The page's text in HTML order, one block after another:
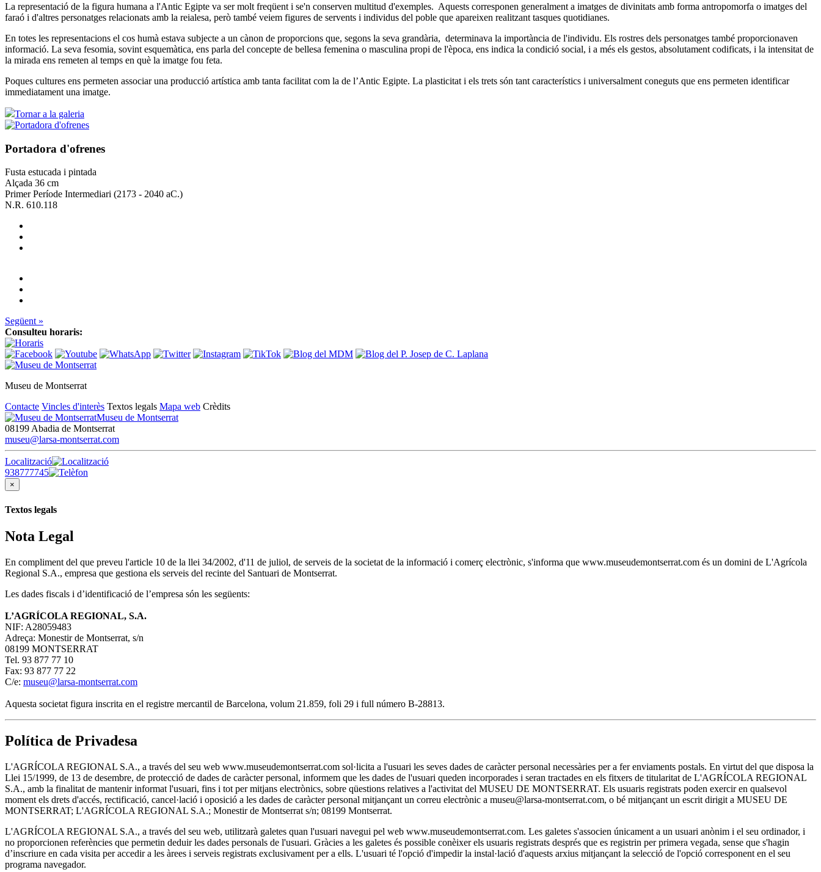
La representació de la figura humana a l'Antic Egipte va ser molt freqüent i se'n conserven multitud d'exemples. Aquests corresponen generalment a imatges de divinitats amb forma antropomorfa o imatges del
faraó i d'altres personatges relacionats amb la reialesa, però també veiem figures de servents i individus del poble que apareixen realitzant tasques quotidianes.
En totes les representacions el cos humà estava subjecte a un cànon de proporcions que, segons la seva grandària, determinava la importància de l'individu. Els rostres dels personatges també proporcionaven
informació. La seva fesomia, sovint esquemàtica, ens parla del concepte de bellesa femenina o masculina propi de l'època, ens indica la condició social, i a més els gestos, absolutament codificats, i la intensitat de
la mirada ens remeten al temps en què la imatge fou feta.
Poques cultures ens permeten associar una producció artística amb tanta facilitat com la de l’Antic Egipte. La plasticitat i els trets són tant característics i universalment coneguts que ens permeten identificar
immediatament una imatge.
Tornar a la galeria
Portadora d'ofrenes
Fusta estucada i pintada
Alçada 36 cm
Primer Període Intermediari (2173 - 2040 aC.)
N.R. 610.118
Següent »
Consulteu horaris:
Museu de Montserrat
Contacte Vincles d'interès Textos legals Mapa web Crèdits
Museu de Montserrat
08199 Abadia de Montserrat
museu@larsa-montserrat.com
Localització
938777745
×
Textos legals
Nota Legal
En compliment del que preveu l'article 10 de la llei 34/2002, d'11 de juliol, de serveis de la societat de la informació i comerç electrònic, s'informa que www.museudemontserrat.com és un domini de L'Agrícola
Regional S.A., empresa que gestiona els serveis del recinte del Santuari de Montserrat.
Les dades fiscals i d’identificació de l’empresa són les següents:
L’AGRÍCOLA REGIONAL, S.A.
NIF: A28059483
Adreça: Monestir de Montserrat, s/n
08199 MONTSERRAT
Tel. 93 877 77 10
Fax: 93 877 77 22
C/e: museu@larsa-montserrat.com
Aquesta societat figura inscrita en el registre mercantil de Barcelona, volum 21.859, foli 29 i full número B-28813.
Política de Privadesa
L'AGRÍCOLA REGIONAL S.A., a través del seu web www.museudemontserrat.com sol·licita a l'usuari les seves dades de caràcter personal necessàries per a fer enviaments postals. En virtut del que disposa la
Llei 15/1999, de 13 de desembre, de protecció de dades de caràcter personal, informem que les dades de l'usuari queden incorporades i seran tractades en els fitxers de titularitat de L'AGRÍCOLA REGIONAL
S.A., amb la finalitat de mantenir informat l'usuari, fins i tot per mitjans electrònics, sobre qüestions relatives a l'activitat del MUSEU DE MONTSERRAT. Els usuaris registrats poden exercir en qualsevol
moment els drets d'accés, rectificació, cancel·lació i oposició a les dades de caràcter personal mitjançant un correu electrònic a museu@larsa-montserrat.com, o bé mitjançant un escrit dirigit a MUSEU DE
MONTSERRAT; L'AGRÍCOLA REGIONAL S.A.; Monestir de Montserrat s/n; 08199 Montserrat.
L'AGRÍCOLA REGIONAL S.A., a través del seu web, utilitzarà galetes quan l'usuari navegui pel web www.museudemontserrat.com. Les galetes s'associen únicament a un usuari anònim i el seu ordinador, i
no proporcionen referències que permetin deduir les dades personals de l'usuari. Gràcies a les galetes és possible conèixer els usuaris registrats després que es registrin per primera vegada, sense que s'hagin
d’inscriure en cada visita per accedir a les àrees i serveis registrats exclusivament per a ells. L'usuari té l'opció d'impedir la instal·lació d'aquests arxius mitjançant la selecció de l'opció corresponent en el seu
programa navegador.